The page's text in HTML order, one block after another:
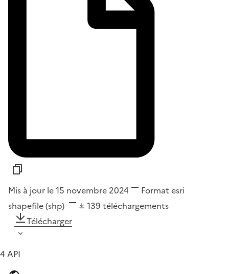
Mis à jour le 15 novembre 2024 Format esri
shapefile (shp)
139 téléchargements
Télécharger
4 API